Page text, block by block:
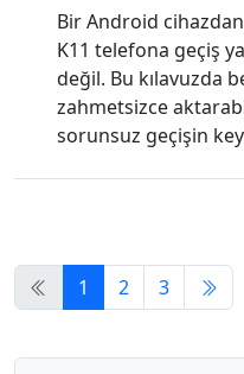
Bir Android
K11 telefona geçiş
değil. Bu kılavuzda
zahmetsizce
sorunsuz geçişin
1 2 3